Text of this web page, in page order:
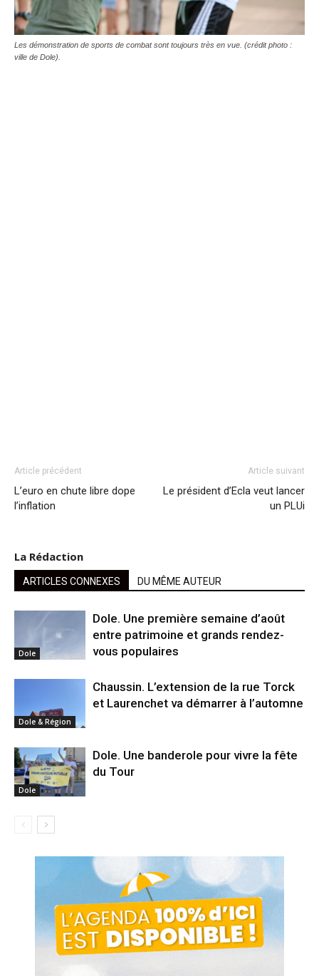
Les démonstration de sports de combat sont toujours très en vue. (crédit photo :
ville de Dole).
Article précédent
L’euro en chute libre dope
l’inflation
Article suivant
Le président d’Ecla veut lancer
un PLUi
La Rédaction
ARTICLES CONNEXES DU MÊME AUTEUR
Dole
Dole. Une première semaine d’août
entre patrimoine et grands rendez-
vous populaires
Dole & Région
Chaussin. L’extension de la rue Torck
et Laurenchet va démarrer à l’automne
Dole
Dole. Une banderole pour vivre la fête
du Tour